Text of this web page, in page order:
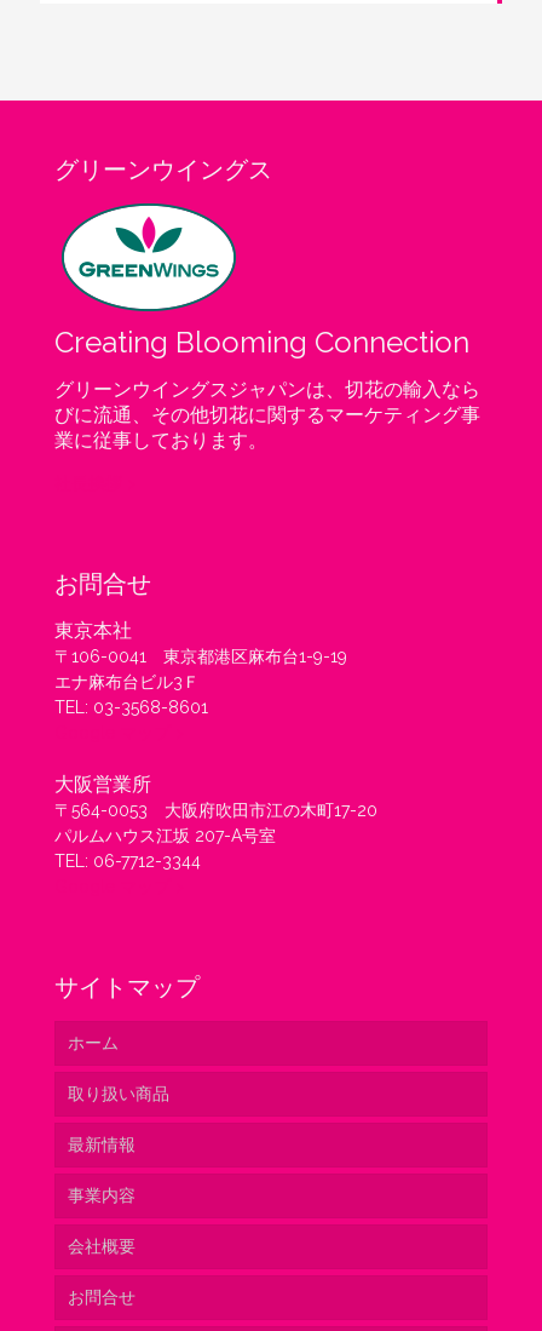
グリーンウイングス
Creating Blooming Connection
グリーンウイングスジャパンは、切花の輸入なら
びに流通、その他切花に関するマーケティング事
業に従事しております。
お問合せ
東京本社
〒106-0041 東京都港区麻布台1-9-19
エナ麻布台ビル3Ｆ
TEL: 03-3568-8601
大阪営業所
〒564-0053 大阪府吹田市江の木町17-20
パルムハウス江坂 207-A号室
TEL: 06-7712-3344
サイトマップ
ホーム
取り扱い商品
ベトナム
オランダ
コロンビア
チリ
最新情報
事業内容
ネットワーク
安定した出荷体制
会社概要
グリーンウィングスよりご挨拶
お問合せ